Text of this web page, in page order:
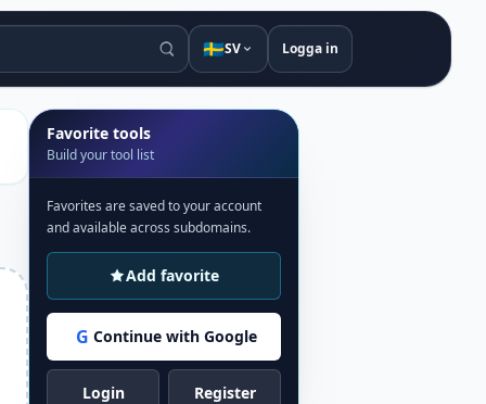
🇸🇪SV Logga in
Favorite tools
Build your tool list
Favorites are saved to your account
and available across subdomains.
Add favorite
G Continue with Google
Login Register